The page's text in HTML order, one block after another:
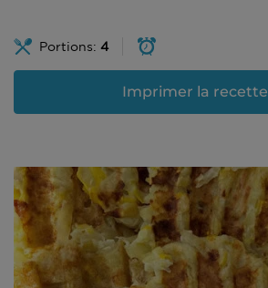
Portions: 4
Imprimer la recette